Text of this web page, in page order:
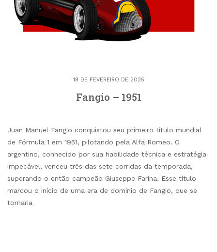
18 DE FEVEREIRO DE 2025
Fangio – 1951
Juan Manuel Fangio conquistou seu primeiro título mundial
de Fórmula 1 em 1951, pilotando pela Alfa Romeo. O
argentino, conhecido por sua habilidade técnica e estratégia
impecável, venceu três das sete corridas da temporada,
superando o então campeão Giuseppe Farina. Esse título
marcou o início de uma era de domínio de Fangio, que se
tornaria